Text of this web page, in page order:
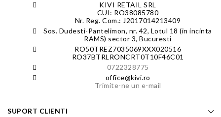
KIVI RETAIL SRL
CUI: RO38085780
Nr. Reg. Com.: J2017014213409
Sos. Dudesti-Pantelimon, nr. 42, Lotul 18 (in incinta
RAMS) sector 3, Bucuresti
RO50TREZ7035069XXX020516
RO37BTRLRONCRT0T10F46C01
0722328775
office@kivi.ro
Trimite-ne un e-mail
SUPORT CLIENTI